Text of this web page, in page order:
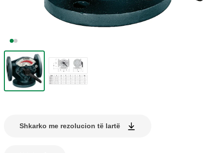
Shkarko me rezolucion të lartë